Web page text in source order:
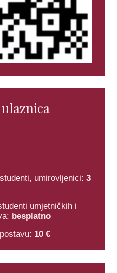
umirovljenici: 3
umjetničkih i
besplatno
10 €